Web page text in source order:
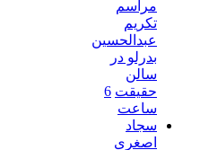
مراسم
تکریم
عبدالحسین
بدرلو در
سالن
حقیقت 6
ساعت
سجاد
اصغری